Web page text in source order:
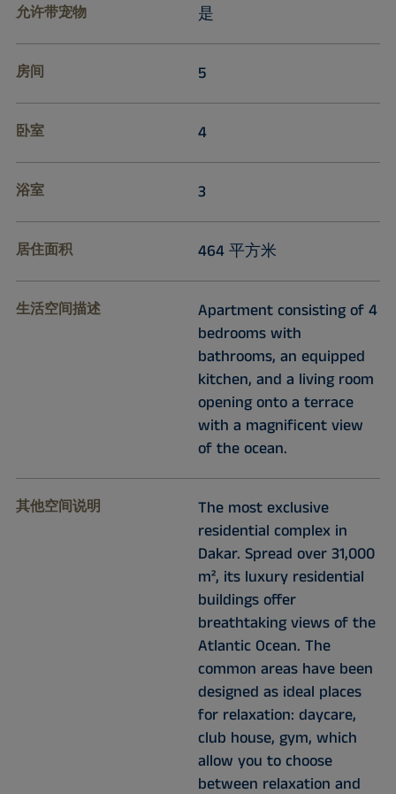
允许带宠物 是
房间 5
卧室 4
浴室 3
居住面积 464 平方米
生活空间描述
Apartment consisting of 4
bedrooms with
bathrooms, an equipped
kitchen, and a living room
opening onto a terrace
with a magnificent view
of the ocean.
其他空间说明
The most exclusive
residential complex in
Dakar. Spread over 31,000
m², its luxury residential
buildings offer
breathtaking views of the
Atlantic Ocean. The
common areas have been
designed as ideal places
for relaxation: daycare,
club house, gym, which
allow you to choose
between relaxation and